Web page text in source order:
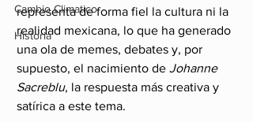
Cambio Climatico
Historia
representa de forma fiel la cultura ni la
realidad mexicana, lo que ha generado
una ola de memes, debates y, por
supuesto, el nacimiento de Johanne
Sacreblu, la respuesta más creativa y
satírica a este tema.